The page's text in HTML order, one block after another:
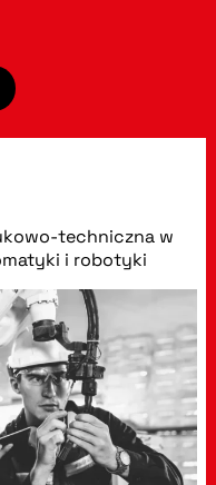
techniczna w
i robotyki